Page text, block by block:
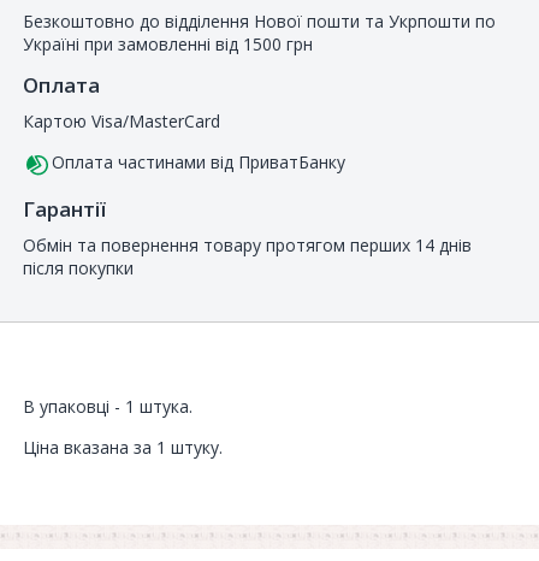
Безкоштовно до відділення Нової пошти та Укрпошти по
Україні при замовленні від 1500 грн
Оплата
Картою Visa/MasterCard
Оплата частинами від ПриватБанку
Гарантії
Обмін та повернення товару протягом перших 14 днів
після покупки
В упаковці - 1 штука.
Ціна вказана за 1 штуку.